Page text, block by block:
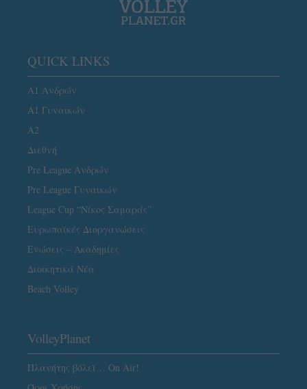
QUICK LINKS
Α1 Ανδρών
Α1 Γυναικών
A2
Διεθνή
Pre League Ανδρών
Pre League Γυναικών
League Cup “Νίκος Σαμαράς”
Ευρωπαϊκές Διοργανώσεις
Ενώσεις – Ακαδημίες
Διοικητικά Νέα
Beach Volley
VolleyPlanet
Πλανήτης βόλεϊ… On Air!